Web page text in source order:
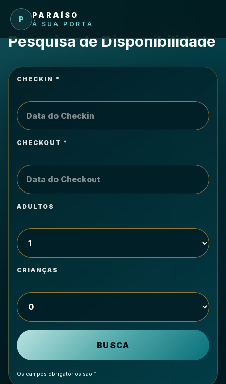
Pular para o conteúdo
P PARAÍSO
À SUA PORTA
Pesquisa de Disponibilidade
Os campos obrigatórios são *
CHECKIN *
CHECKOUT *
ADULTOS
CRIANÇAS